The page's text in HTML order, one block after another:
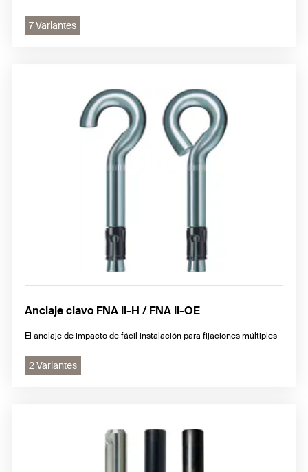
7 Variantes
Anclaje clavo FNA II-H / FNA II-OE
El anclaje de impacto de fácil instalación para fijaciones múltiples
2 Variantes